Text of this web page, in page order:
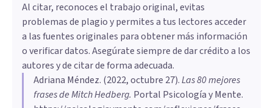
Al citar, reconoces el trabajo original, evitas
problemas de plagio y permites a tus lectores acceder
a las fuentes originales para obtener más información
o verificar datos. Asegúrate siempre de dar crédito a los
autores y de citar de forma adecuada.
Adriana Méndez. (2022, octubre 27).Las 80 mejores
frases de Mitch Hedberg. Portal Psicología y Mente.